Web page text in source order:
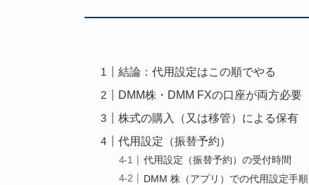
結論：代用設定はこの順でやる
DMM株・DMM FXの口座が両方必要
株式の購入（又は移管）による保有
代用設定（振替予約）
代用設定（振替予約）の受付時間
DMM 株（アプリ）での代用設定手順